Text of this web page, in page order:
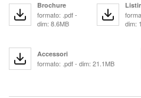
Brochure
formato: .pdf -
dim: 8.6MB
dim:
Accessori
formato: .pdf - dim: 21.1MB